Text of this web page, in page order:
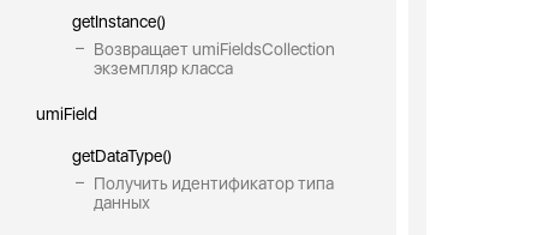
getInstance()
Возвращает umiFieldsCollection
экземпляр класса
umiField
getDataType()
Получить идентификатор типа
данных